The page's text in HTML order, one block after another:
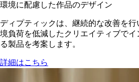
環境に配慮した作品のデザイン
ディプティックは、継続的な改善を
境負荷を低減した​クリエイティブでイ
る製品を考案します。
詳細はこちら